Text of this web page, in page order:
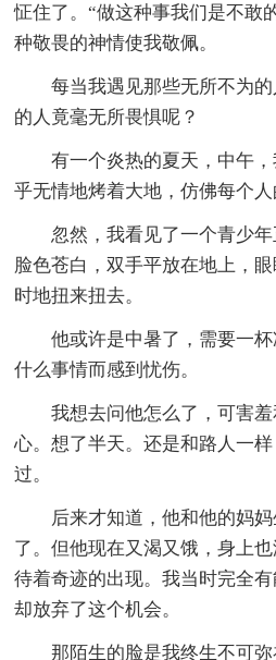
怔住了。“做这种事我们是不敢
种敬畏的神情使我敬佩。
每当我遇见那些无所不为
的人竟毫无所畏惧呢？
有一个炎热的夏天，中午
乎无情地烤着大地，仿佛每个人
忽然，我看见了一个青少
脸色苍白，双手平放在地上，
时地扭来扭去。
他或许是中暑了，需要一
什么事情而感到忧伤。
我想去问他怎么了，可害
心。想了半天。还是和路人一
过。
后来才知道，他和他的妈
了。但他现在又渴又饿，身上
待着奇迹的出现。我当时完全
却放弃了这个机会。
那陌生的脸是我终生不可弥